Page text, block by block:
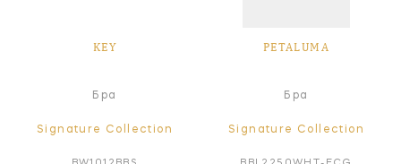
KEY
Бра
Signature Collection
PETALUMA
Бра
Signature Collection